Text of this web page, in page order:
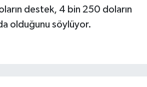
destek, 4 bin 250 doların
olduğunu söylüyor.